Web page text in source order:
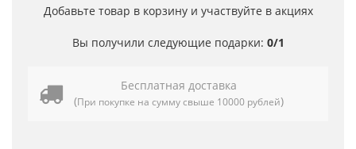
Добавьте товар в корзину и участвуйте в акциях
Вы получили следующие подарки: 0/1
Бесплатная доставка
(При покупке на сумму свыше 10000 рублей)